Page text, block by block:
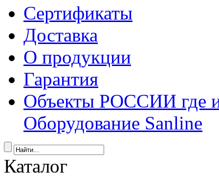
Сертификаты
Доставка
О продукции
Гарантия
Объекты РОССИИ где
Оборудование Sanline
Каталог